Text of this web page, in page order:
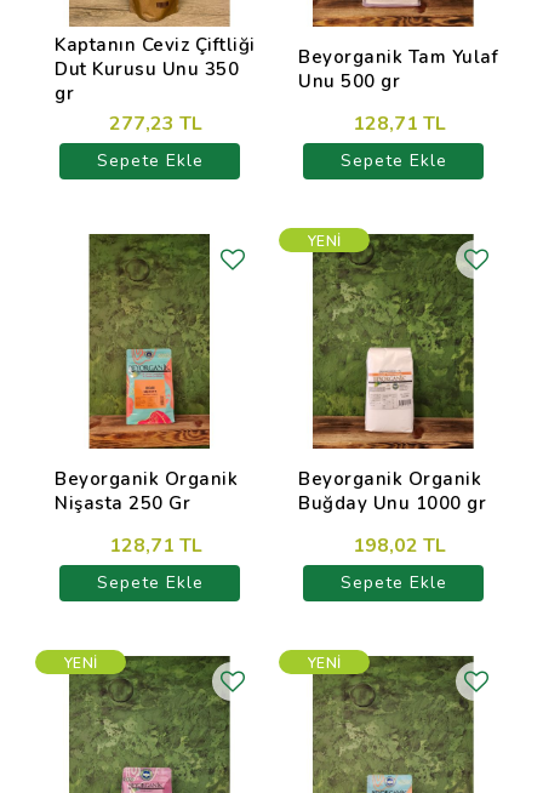
Kaptanın Ceviz Çiftliği
Dut Kurusu Unu 350
gr
277,23 TL
Sepete Ekle
Beyorganik Tam Yulaf
Unu 500 gr
128,71 TL
Sepete Ekle
Beyorganik Organik
Nişasta 250 Gr
128,71 TL
Sepete Ekle
Beyorganik Organik
Buğday Unu 1000 gr
198,02 TL
Sepete Ekle
YENI
YENI YENI